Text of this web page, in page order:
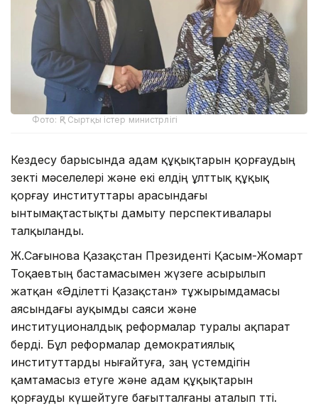
Фото: ҚР Сыртқы істер министрлігі
Кездесу барысында адам құқықтарын қорғаудың
өзекті мәселелері және екі елдің ұлттық құқық
қорғау институттары арасындағы
ынтымақтастықты дамыту перспективалары
талқыланды.
Ж.Сағынова Қазақстан Президенті Қасым-Жомарт
Тоқаевтың бастамасымен жүзеге асырылып
жатқан «Әділетті Қазақстан» тұжырымдамасы
аясындағы ауқымды саяси және
институционалдық реформалар туралы ақпарат
берді. Бұл реформалар демократиялық
институттарды нығайтуға, заң үстемдігін
қамтамасыз етуге және адам құқықтарын
қорғауды күшейтуге бағытталғаны аталып өтті.